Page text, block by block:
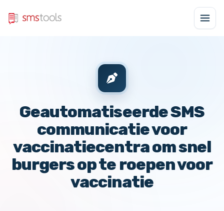
Geautomatiseerde SMS
communicatie voor
vaccinatiecentra om snel
burgers op te roepen voor
vaccinatie